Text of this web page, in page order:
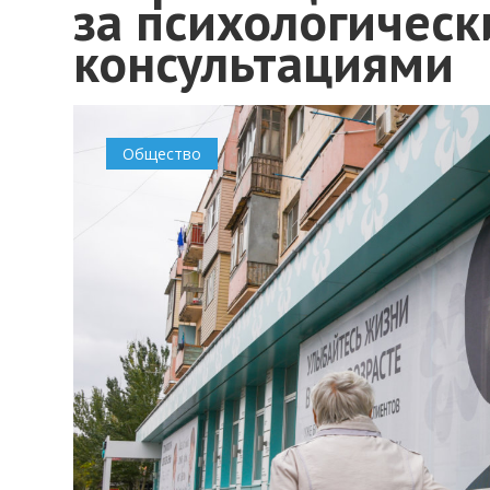
за
консультациями
Общество